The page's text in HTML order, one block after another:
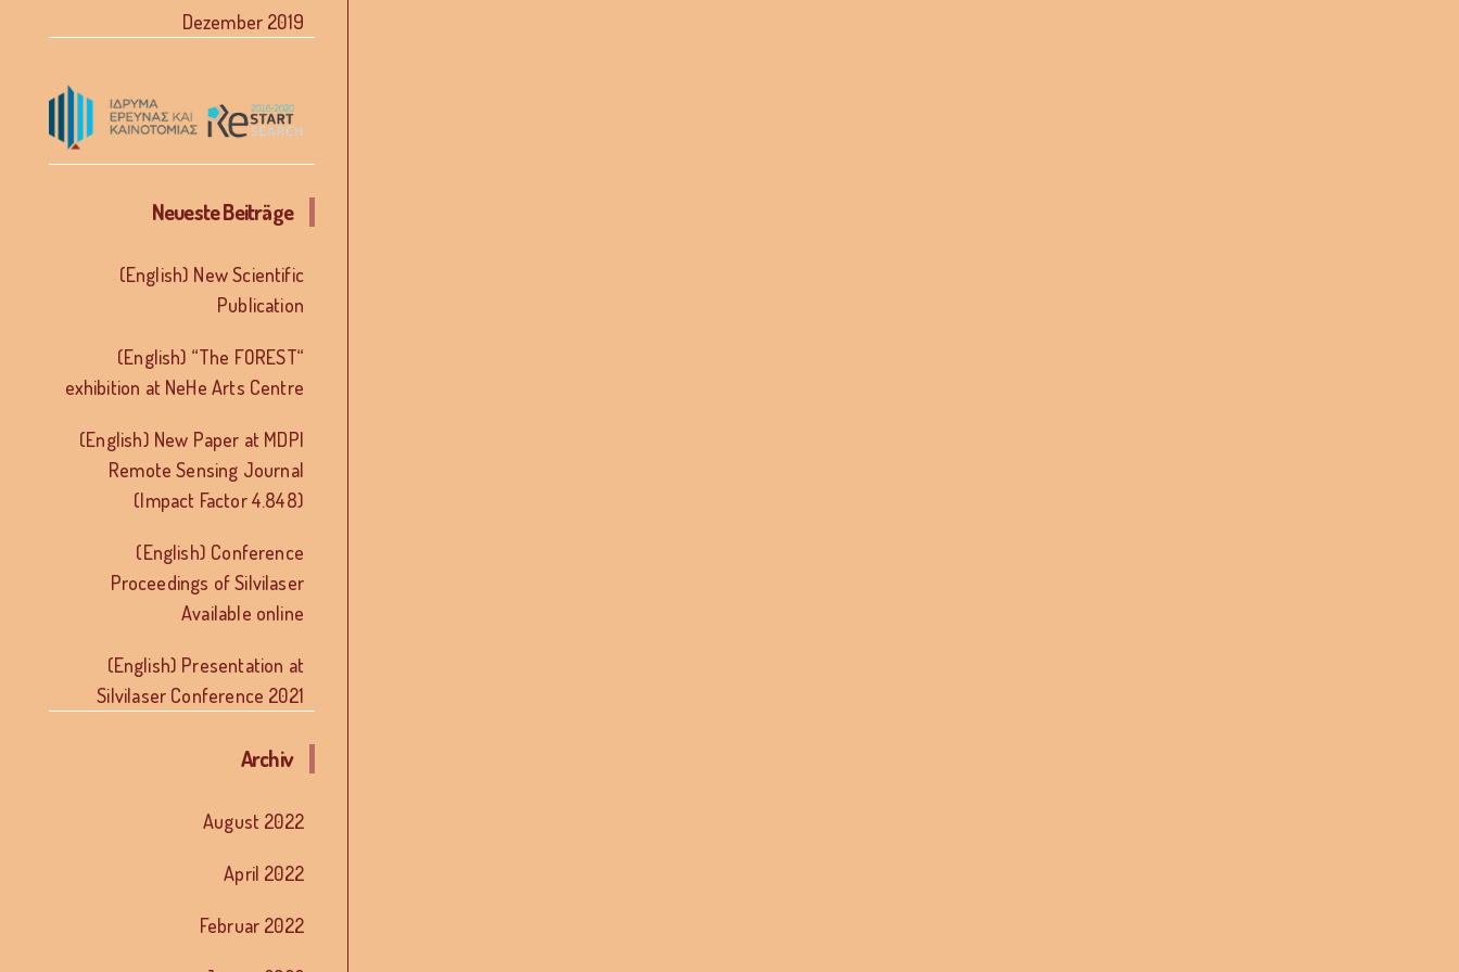
Dezember 2019
Neueste Beiträge
(English) New Scientific
Publication
(English) “The FOREST“
exhibition at NeHe Arts Centre
(English) New Paper at MDPI
Remote Sensing Journal
(Impact Factor 4.848)
(English) Conference
Proceedings of Silvilaser
Available online
(English) Presentation at
Silvilaser Conference 2021
Archiv
August 2022
April 2022
Februar 2022